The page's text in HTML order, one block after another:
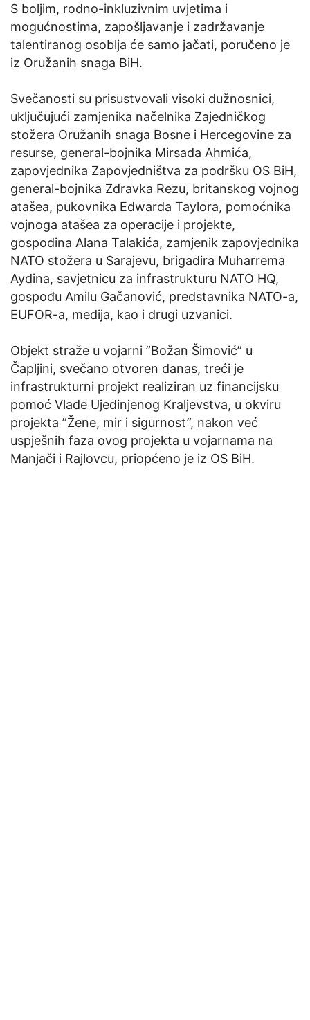
S boljim, rodno-inkluzivnim uvjetima i
mogućnostima, zapošljavanje i zadržavanje
talentiranog osoblja će samo jačati, poručeno je
iz Oružanih snaga BiH.
Svečanosti su prisustvovali visoki dužnosnici,
uključujući zamjenika načelnika Zajedničkog
stožera Oružanih snaga Bosne i Hercegovine za
resurse, general-bojnika Mirsada Ahmića,
zapovjednika Zapovjedništva za podršku OS BiH,
general-bojnika Zdravka Rezu, britanskog vojnog
atašea, pukovnika Edwarda Taylora, pomoćnika
vojnoga atašea za operacije i projekte,
gospodina Alana Talakića, zamjenik zapovjednika
NATO stožera u Sarajevu, brigadira Muharrema
Aydina, savjetnicu za infrastrukturu NATO HQ,
gospođu Amilu Gačanović, predstavnika NATO-a,
EUFOR-a, medija, kao i drugi uzvanici.
Objekt straže u vojarni ”Božan Šimović” u
Čapljini, svečano otvoren danas, treći je
infrastrukturni projekt realiziran uz financijsku
pomoć Vlade Ujedinjenog Kraljevstva, u okviru
projekta ”Žene, mir i sigurnost”, nakon već
uspješnih faza ovog projekta u vojarnama na
Manjači i Rajlovcu, priopćeno je iz OS BiH.